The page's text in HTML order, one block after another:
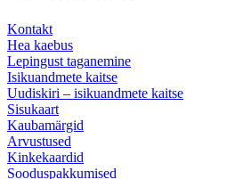
Kontakt
Hea kaebus
Lepingust taganemine
Isikuandmete kaitse
Uudiskiri – isikuandmete kaitse
Sisukaart
Kaubamärgid
Arvustused
Kinkekaardid
Sooduspakkumised